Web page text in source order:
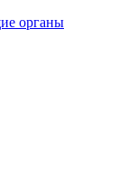
органы